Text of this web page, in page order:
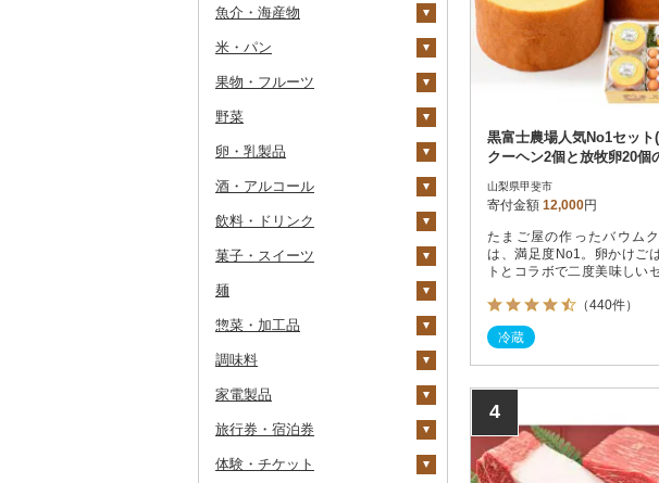
牛肉（精肉）
ステーキ
すき焼き
焼肉
牛タン
和牛
黒毛和牛
仙台牛
米沢牛
山形牛
常陸牛
上州牛
牛肉（加工品）
ハンバーグ
ローストビーフ
ビーフジャーキー
その他牛肉（加工品）
豚肉（精肉）
すき焼き
しゃぶしゃぶ
焼肉
アグー豚
豚肉（加工品）
ハンバーグ
もつ鍋
ハム
ソーセージ・ウインナ
鶏肉
鶏肉（精肉）
ハム・ソーセージ
唐揚げ
水炊き
地鶏
赤鶏さつま
その他鶏肉
鹿肉
馬肉
羊肉・ラム肉（ジンギス
魚介・海産物
カニ
ズワイガニ
毛ガニ
かにしゃぶ
その他カニ
エビ
ボタンエビ
伊勢海老
その他エビ
いくら
うに
明太子・たらこ
明太子
たらこ
その他魚卵
数の子
キャビア
その他魚卵
貝
鮑（アワビ）
牡蠣（カキ）
あさり
しじみ
サザエ
鮮魚
鮭・サーモン
マグロ
イワシ
カツオ
イカ・タコ
イカ
タコ
海苔・海藻
海苔
わかめ
干物
ししゃも
その他魚介・加工品
米・パン
米
無洗米
玄米
金芽米
ゆめぴりか
コシヒカリ
はえぬき
さがびより
あきたこまち
ひとめぼれ
雑穀
餅
その他穀物加工品
パン
果物・フルーツ
ぶどう・マスカット
巨峰
ナガノパープル
ピオーネ
デラウェア
その他ぶどう・マスカ
いちご
りんご
もも
メロン
梨
和梨
洋梨・ラフランス
マンゴー
みかん・柑橘
みかん
レモン
すいか
キウイ
野菜
いも
じゃがいも
さつまいも
その他いも
トマト
フルーツトマト
ミニトマト
玉ねぎ
ねぎ
根菜
人参
大根
自然薯
レンコン
アスパラガス
豆
きのこ
しいたけ
その他野菜
卵・乳製品
卵
チーズ
ヨーグルト
バター
その他乳製品
酒・アルコール
ビール・発泡酒
ビール
地ビール・クラフトビ
日本酒
純米吟醸
大吟醸
吟醸
その他日本酒
芋焼酎
麦焼酎
米焼酎
黒糖焼酎
その他焼酎
梅酒
泡盛
ワイン
白ワイン
赤ワイン
ウイスキー
リキュール・洋酒
飲料・ドリンク
水・ミネラルウォーター
飲料
コーヒー豆
粉
ドリップ
茶
飲料
茶葉・ティーバッグ
静岡茶
足柄茶
果汁飲料
りんごジュース
みかんジュース（オレ
紅茶
飲料
茶葉・ティーバッグ
その他飲料・ジュース
野菜ジュース
菓子・スイーツ
クッキー
焼き菓子
プリン
ゼリー
チョコレート
麺
ラーメン
うどん
そば
パスタ
ひやむぎ
惣菜・加工品
惣菜
餃子
シュウマイ
コロッケ
カレー・シチュー
カレー
シチュー
鍋
肉
ピザ
調味料
砂糖
塩
醤油
家電製品
季節・空調家電
キッチン家電
旅行券・宿泊券
旅行券
体験・チケット
黒富士農場人気No1セット
クーヘン2個と放牧卵20個
ト)
山梨県甲斐市
寄付金額 12,000円
たまご屋の作ったバウム
は、満足度No1。卵かけご
トとコラボで二度美味しい
（440件）
冷蔵
4